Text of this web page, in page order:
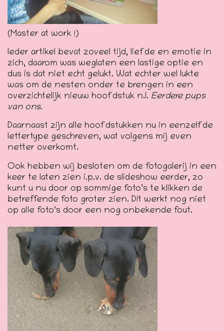
(Master at work !)
Ieder artikel bevat zoveel tijd, liefde en emotie in
zich, daarom was weglaten een lastige optie en
dus is dat niet echt gelukt. Wat echter wel lukte
was om de nesten onder te brengen in een
overzichtelijk nieuw hoofdstuk n.l. Eerdere pups
van ons.
Daarnaast zijn alle hoofdstukken nu in eenzelfde
lettertype geschreven, wat volgens mij even
netter overkomt.
Ook hebben wij besloten om de fotogalerij in een
keer te laten zien i.p.v. de slideshow eerder, zo
kunt u nu door op sommige foto’s te klikken de
betreffende foto groter zien. Dit werkt nog niet
op alle foto’s door een nog onbekende fout.